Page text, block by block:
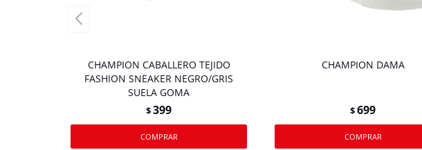
CHAMPION CABALLERO TEJIDO
FASHION SNEAKER NEGRO/GRIS
SUELA GOMA
$399
CHAMPION DAMA
$699